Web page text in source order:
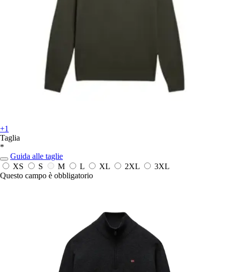
+1
Taglia
*
Guida alle taglie
XS
S M L XL 2XL
3XL
Questo campo è obbligatorio